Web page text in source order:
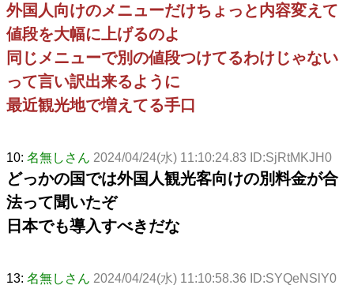
外国人向けのメニューだけちょっと内容変えて
値段を大幅に上げるのよ
同じメニューで別の値段つけてるわけじゃない
って言い訳出来るように
最近観光地で増えてる手口
10: 名無しさん 2024/04/24(水) 11:10:24.83 ID:SjRtMKJH0
どっかの国では外国人観光客向けの別料金が合
法って聞いたぞ
日本でも導入すべきだな
13: 名無しさん 2024/04/24(水) 11:10:58.36 ID:SYQeNSlY0